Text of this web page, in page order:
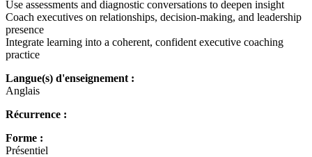
Use assessments and diagnostic conversations to deepen insight
Coach executives on relationships, decision‑making, and leadership
presence
Integrate learning into a coherent, confident executive coaching
practice
Langue(s) d'enseignement :
Anglais
Récurrence :
Forme :
Présentiel